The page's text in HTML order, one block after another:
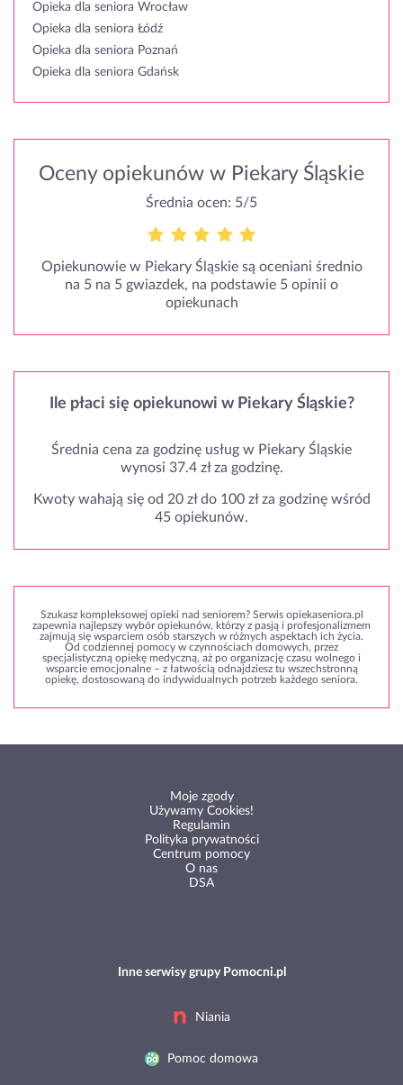
Opieka dla seniora Wrocław
Opieka dla seniora Łódź
Opieka dla seniora Poznań
Opieka dla seniora Gdańsk
Oceny opiekunów w Piekary Śląskie
Średnia ocen: 5/5
Opiekunowie w Piekary Śląskie są oceniani średnio
na 5 na 5 gwiazdek, na podstawie 5 opinii o
opiekunach
Ile płaci się opiekunowi w Piekary Śląskie?
Średnia cena za godzinę usług w Piekary Śląskie
wynosi 37.4 zł za godzinę.
Kwoty wahają się od 20 zł do 100 zł za godzinę wśród
45 opiekunów.
Szukasz kompleksowej opieki nad seniorem? Serwis opiekaseniora.pl
zapewnia najlepszy wybór opiekunów, którzy z pasją i profesjonalizmem
zajmują się wsparciem osób starszych w różnych aspektach ich życia.
Od codziennej pomocy w czynnościach domowych, przez
specjalistyczną opiekę medyczną, aż po organizację czasu wolnego i
wsparcie emocjonalne – z łatwością odnajdziesz tu wszechstronną
opiekę, dostosowaną do indywidualnych potrzeb każdego seniora.
Moje zgody
Używamy Cookies!
Regulamin
Polityka prywatności
Centrum pomocy
O nas
DSA
Inne serwisy grupy Pomocni.pl
Niania
Pomoc domowa